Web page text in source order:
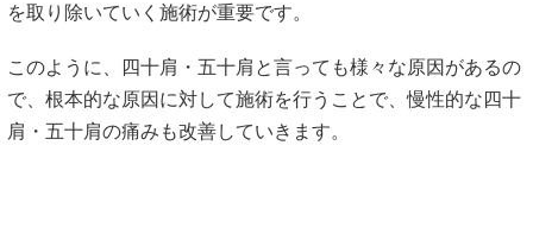
を取り除いていく施術が重要です。
このように、四十肩・五十肩と言っても様々な原因があるの
で、根本的な原因に対して施術を行うことで、慢性的な四十
肩・五十肩の痛みも改善していきます。